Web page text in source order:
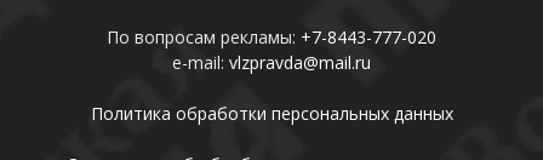
По вопросам рекламы: +7-8443-777-020
e-mail: vlzpravda@mail.ru
Политика обработки персональных данных